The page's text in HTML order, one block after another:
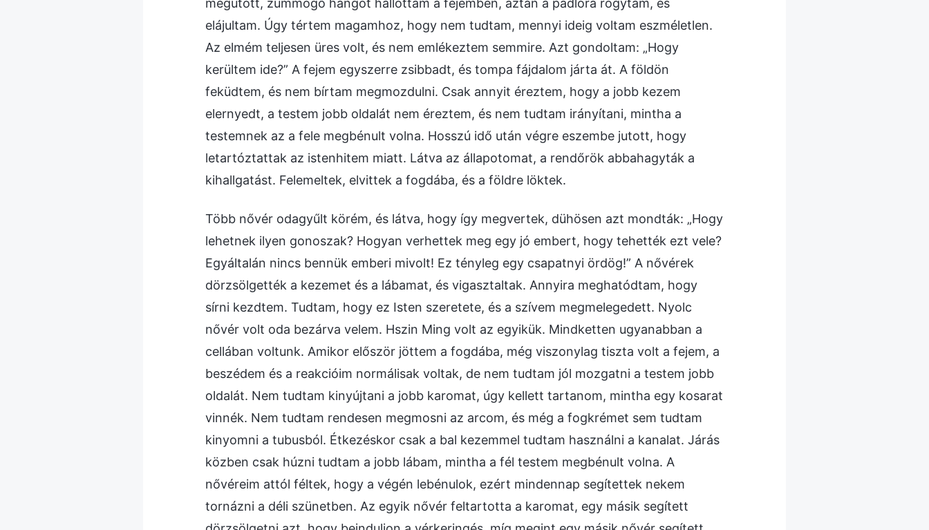
megütött, zümmögő hangot hallottam a fejemben, aztán a padlóra rogytam, és
elájultam. Úgy tértem magamhoz, hogy nem tudtam, mennyi ideig voltam eszméletlen.
Az elmém teljesen üres volt, és nem emlékeztem semmire. Azt gondoltam: „Hogy
kerültem ide?” A fejem egyszerre zsibbadt, és tompa fájdalom járta át. A földön
feküdtem, és nem bírtam megmozdulni. Csak annyit éreztem, hogy a jobb kezem
elernyedt, a testem jobb oldalát nem éreztem, és nem tudtam irányítani, mintha a
testemnek az a fele megbénult volna. Hosszú idő után végre eszembe jutott, hogy
letartóztattak az istenhitem miatt. Látva az állapotomat, a rendőrök abbahagyták a
kihallgatást. Felemeltek, elvittek a fogdába, és a földre löktek.
Több nővér odagyűlt körém, és látva, hogy így megvertek, dühösen azt mondták: „Hogy
lehetnek ilyen gonoszak? Hogyan verhettek meg egy jó embert, hogy tehették ezt vele?
Egyáltalán nincs bennük emberi mivolt! Ez tényleg egy csapatnyi ördög!” A nővérek
dörzsölgették a kezemet és a lábamat, és vigasztaltak. Annyira meghatódtam, hogy
sírni kezdtem. Tudtam, hogy ez Isten szeretete, és a szívem megmelegedett. Nyolc
nővér volt oda bezárva velem. Hszin Ming volt az egyikük. Mindketten ugyanabban a
cellában voltunk. Amikor először jöttem a fogdába, még viszonylag tiszta volt a fejem, a
beszédem és a reakcióim normálisak voltak, de nem tudtam jól mozgatni a testem jobb
oldalát. Nem tudtam kinyújtani a jobb karomat, úgy kellett tartanom, mintha egy kosarat
vinnék. Nem tudtam rendesen megmosni az arcom, és még a fogkrémet sem tudtam
kinyomni a tubusból. Étkezéskor csak a bal kezemmel tudtam használni a kanalat. Járás
közben csak húzni tudtam a jobb lábam, mintha a fél testem megbénult volna. A
nővéreim attól féltek, hogy a végén lebénulok, ezért mindennap segítettek nekem
tornázni a déli szünetben. Az egyik nővér feltartotta a karomat, egy másik segített